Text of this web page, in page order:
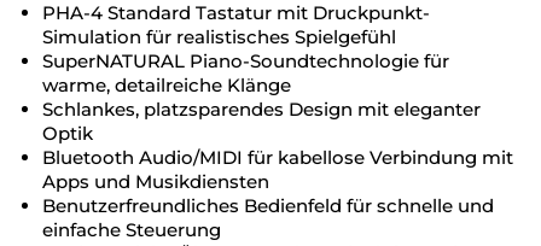
PHA-4 Standard Tastatur mit Druckpunkt-
Simulation für realistisches Spielgefühl
SuperNATURAL Piano-Soundtechnologie für
warme, detailreiche Klänge
Schlankes, platzsparendes Design mit eleganter
Optik
Bluetooth Audio/MIDI für kabellose Verbindung mit
Apps und Musikdiensten
Benutzerfreundliches Bedienfeld für schnelle und
einfache Steuerung